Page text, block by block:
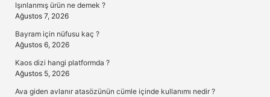
Işınlanmış ürün ne demek ?
Ağustos 7, 2026
Bayram için nüfusu kaç ?
Ağustos 6, 2026
Kaos dizi hangi platformda ?
Ağustos 5, 2026
Ava giden avlanır atasözünün cümle içinde kullanımı nedir ?